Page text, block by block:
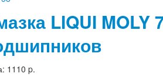
LIQUI MOLY
1110 p.